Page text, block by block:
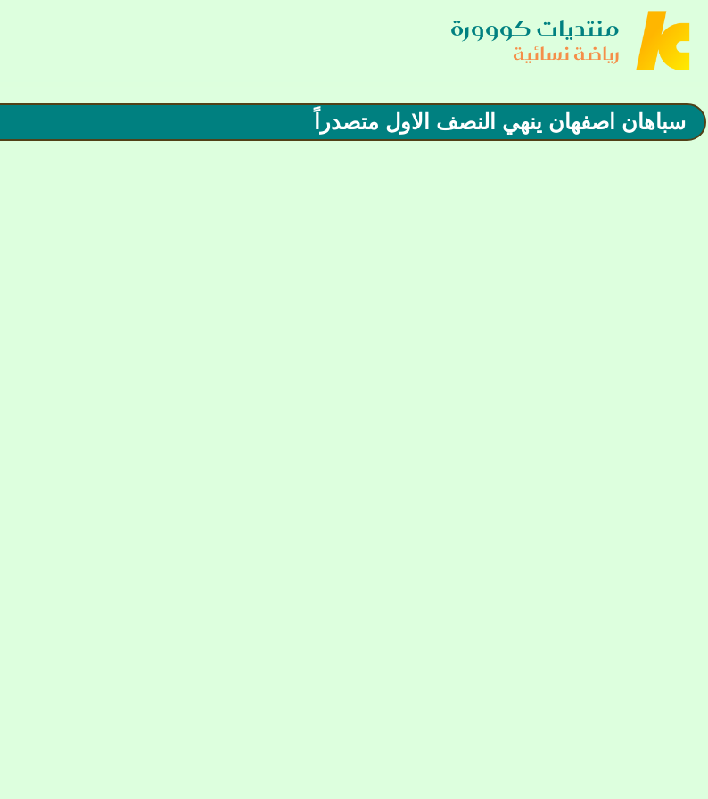
منتديات كووورة
رياضة نسائية
سباهان اصفهان ينهي النصف الاول متصدراً